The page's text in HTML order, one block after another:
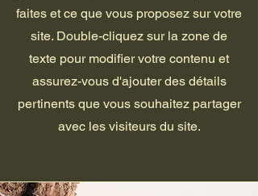
faites et ce que vous proposez sur votre
site. Double-cliquez sur la zone de
texte pour modifier votre contenu et
assurez-vous d'ajouter des détails
pertinents que vous souhaitez partager
avec les visiteurs du site.